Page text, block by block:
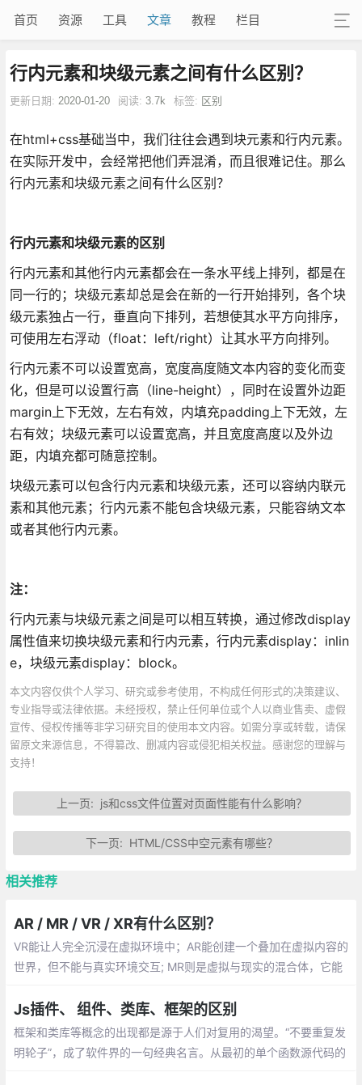
首页 资源 工具 文章 教程 栏目
行内元素和块级元素之间有什么区别？
更新日期: 2020-01-20 阅读: 3.7k 标签: 区别
在html+css基础当中，我们往往会遇到块元素和行内元素。
在实际开发中，会经常把他们弄混淆，而且很难记住。那么
行内元素和块级元素之间有什么区别？
行内元素和块级元素的区别
行内元素和其他行内元素都会在一条水平线上排列，都是在
同一行的；块级元素却总是会在新的一行开始排列，各个块
级元素独占一行，垂直向下排列，若想使其水平方向排序，
可使用左右浮动（float：left/right）让其水平方向排列。
行内元素不可以设置宽高，宽度高度随文本内容的变化而变
化，但是可以设置行高（line-height），同时在设置外边距
margin上下无效，左右有效，内填充padding上下无效，左
右有效；块级元素可以设置宽高，并且宽度高度以及外边
距，内填充都可随意控制。
块级元素可以包含行内元素和块级元素，还可以容纳内联元
素和其他元素；行内元素不能包含块级元素，只能容纳文本
或者其他行内元素。
注：
行内元素与块级元素之间是可以相互转换，通过修改display
属性值来切换块级元素和行内元素，行内元素display：inlin
e，块级元素display：block。
本文内容仅供个人学习、研究或参考使用，不构成任何形式的决策建议、
专业指导或法律依据。未经授权，禁止任何单位或个人以商业售卖、虚假
宣传、侵权传播等非学习研究目的使用本文内容。如需分享或转载，请保
留原文来源信息，不得篡改、删减内容或侵犯相关权益。感谢您的理解与
支持！
上一页: js和css文件位置对页面性能有什么影响？
下一页: HTML/CSS中空元素有哪些？
相关推荐
AR / MR / VR / XR有什么区别？
VR能让人完全沉浸在虚拟环境中；AR能创建一个叠加在虚拟内容的
世界，但不能与真实环境交互; MR则是虚拟与现实的混合体，它能
“现实”（AR，VR，MR）的术语。
Js插件、 组件、类库、框架的区别
框架和类库等概念的出现都是源于人们对复用的渴望。“不要重复发
明轮子”，成了软件界的一句经典名言。从最初的单个函数源代码的